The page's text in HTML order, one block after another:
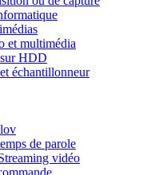
et multimédia
HDD
échantillonneur
de parole
vidéo